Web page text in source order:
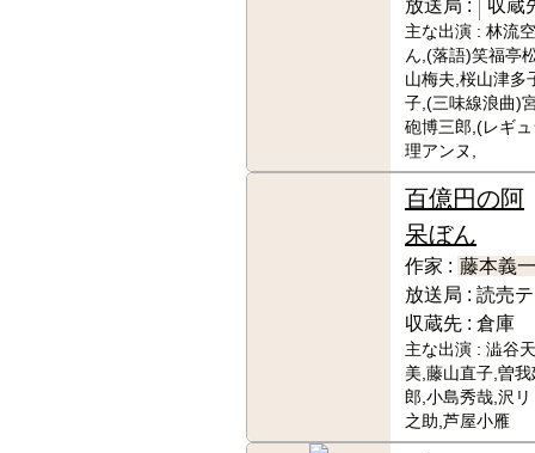
放送局 : 収蔵
主な出演 : 林流
ん,(落語)笑福亭
山梅夫,桜山津多
子,(三味線浪曲)
砲博三郎,(レギ
理アンヌ,
百億円の阿
呆ぼん
作家 : 藤本義一
放送局 : 読売
収蔵先 : 倉庫
主な出演 : 澁谷
美,藤山直子,曽
郎,小島秀哉,沢
之助,芦屋小雁